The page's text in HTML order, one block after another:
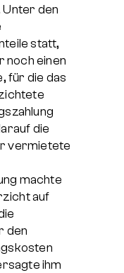
den
statt,
noch einen
für die das
die
vermietete
machte
auf
den
ihm